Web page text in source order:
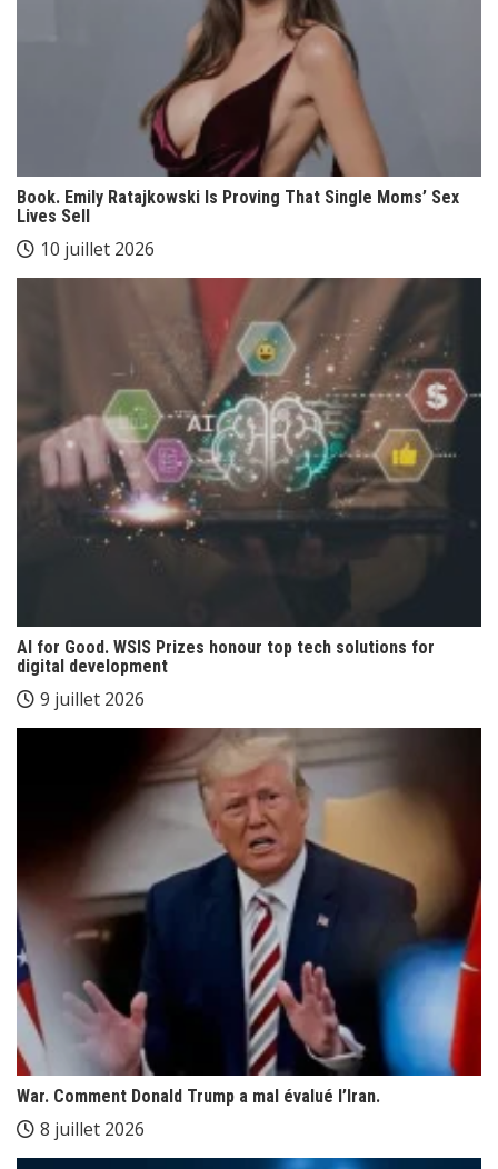
Book. Emily Ratajkowski Is Proving That Single Moms’ Sex
Lives Sell
10 juillet 2026
AI for Good. WSIS Prizes honour top tech solutions for
digital development
9 juillet 2026
War. Comment Donald Trump a mal évalué l’Iran.
8 juillet 2026